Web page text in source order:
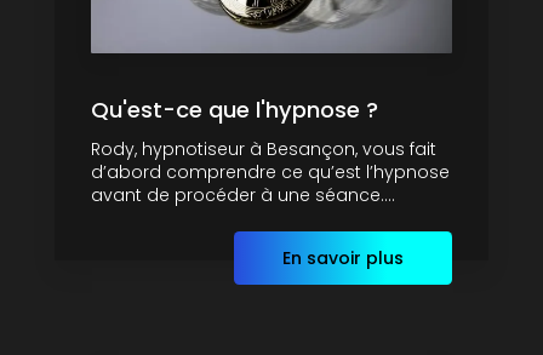
Qu'est-ce que l'hypnose ?
Rody, hypnotiseur à Besançon, vous fait
d’abord comprendre ce qu’est l’hypnose
avant de procéder à une séance....
En savoir plus